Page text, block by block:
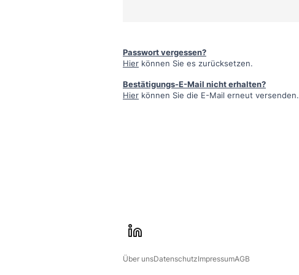
Passwort vergessen?
Hier können Sie es zurücksetzen.
Bestätigungs-E-Mail nicht erhalten?
Hier können Sie die E-Mail erneut versenden.
i
Über unsDatenschutzImpressumAGB